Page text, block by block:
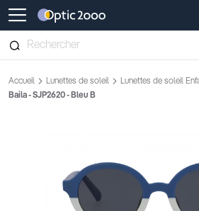
Retour vers la page d'accueil
Accueil Lunettes de soleil Lunettes de soleil
Baila - SJP2620 - Bleu B